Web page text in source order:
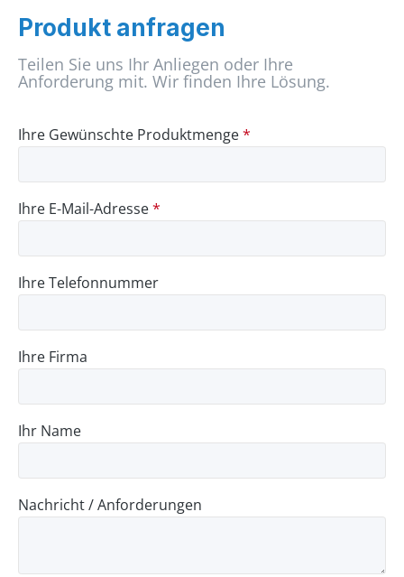
Produkt anfragen
Teilen Sie uns Ihr Anliegen oder Ihre
Anforderung mit. Wir finden Ihre Lösung.
Ihre Gewünschte Produktmenge*
Ihre E-Mail-Adresse*
Ihre Telefonnummer
Ihre Firma
Ihr Name
Nachricht / Anforderungen